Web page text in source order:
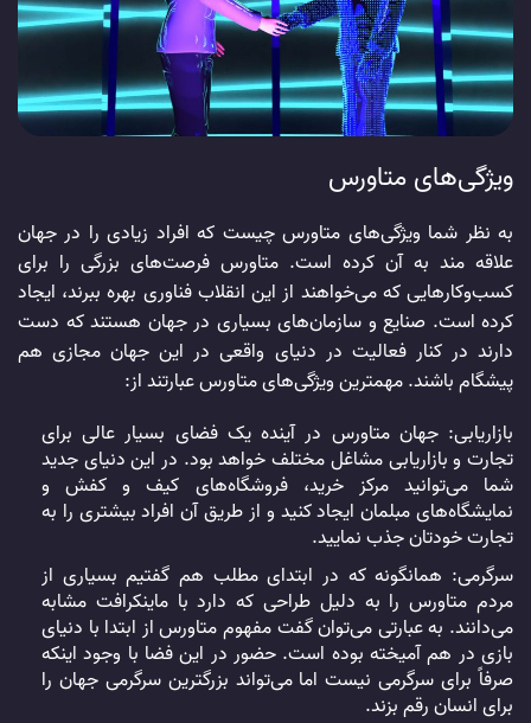
ویژگی‌های متاورس
به نظر شما ویژگی‌های متاورس چیست که افراد زیادی را در جهان
علاقه مند به آن کرده است. متاورس فرصت‌های بزرگی را برای
کسب‌وکارهایی که می‌خواهند از این انقلاب فناوری بهره ببرند، ایجاد
کرده است. صنایع و سازمان‌های بسیاری در جهان هستند که دست
دارند در کنار فعالیت در دنیای واقعی در این جهان مجازی هم
پیشگام باشند. مهمترین ویژگی‌های متاورس عبارتند از:
بازاریابی: جهان متاورس در آینده یک فضای بسیار عالی برای
تجارت و بازاریابی مشاغل مختلف خواهد بود. در این دنیای جدید
شما می‌توانید مرکز خرید، فروشگاه‌های کیف و کفش و
نمایشگاه‌های مبلمان ایجاد کنید و از طریق آن افراد بیشتری را به
تجارت خودتان جذب نمایید.
سرگرمی: همانگونه که در ابتدای مطلب هم گفتیم بسیاری از
مردم متاورس را به دلیل طراحی که دارد باماینکرافت مشابه
می‌دانند. به عبارتی می‌توان گفت مفهوم متاورس از ابتدا با دنیای
بازی در هم آمیخته بوده است. حضور در این فضا با وجود اینکه
صرفاً برای سرگرمی ‌نیست اما می‌تواند بزرگترین سرگرمی ‌جهان را
برای انسان رقم بزند.